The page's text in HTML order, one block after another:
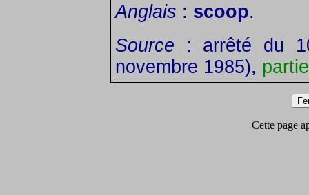
Anglais : scoop.
Source : arrêté du
novembre 1985),
Cette page